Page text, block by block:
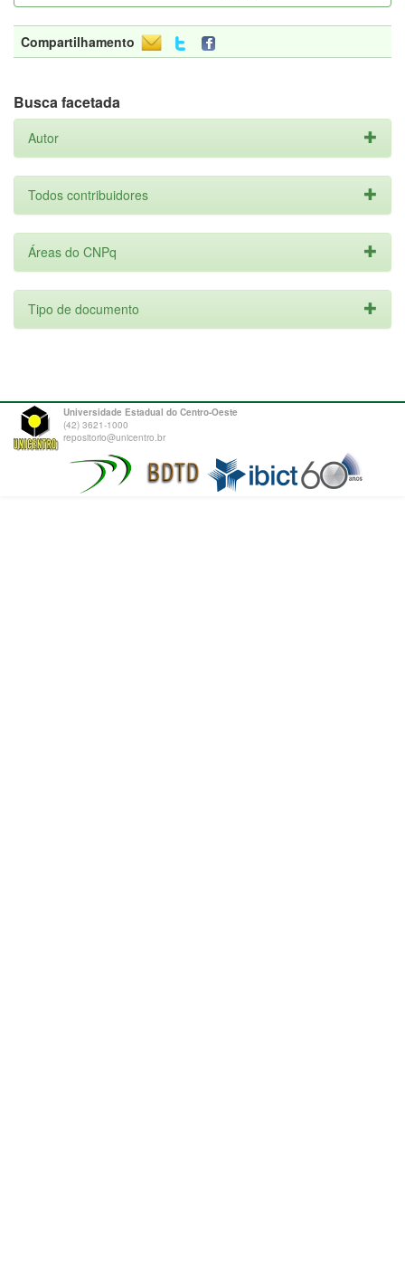
Compartilhamento
Busca facetada
Autor
Todos contribuidores
Áreas do CNPq
Tipo de documento
Universidade Estadual do Centro-Oeste
(42) 3621-1000
repositorio@unicentro.br